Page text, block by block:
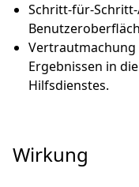
Schritt-für-
Ergebnissen in
Hilfsdienstes.
Wirkung